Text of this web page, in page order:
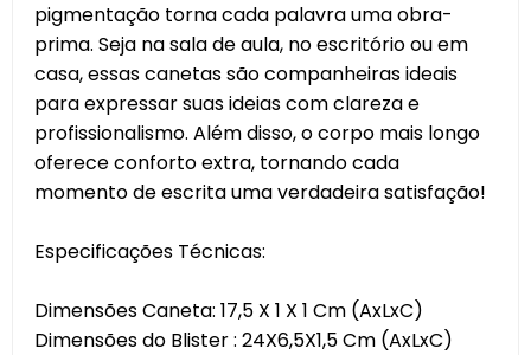
pigmentação torna cada palavra uma obra-
prima. Seja na sala de aula, no escritório ou em
casa, essas canetas são companheiras ideais
para expressar suas ideias com clareza e
profissionalismo. Além disso, o corpo mais longo
oferece conforto extra, tornando cada
momento de escrita uma verdadeira satisfação!
Especificações Técnicas:
Dimensões Caneta: 17,5 X 1 X 1 Cm (AxLxC)
Dimensões do Blister : 24X6,5X1,5 Cm (AxLxC)